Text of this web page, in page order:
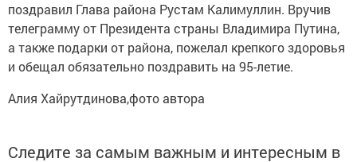
поздравил Глава района Рустам Калимуллин. Вручив
телеграмму от Президента страны Владимира Путина,
а также подарки от района, пожелал крепкого здоровья
и обещал обязательно поздравить на 95-летие.
Алия Хайрутдинова,фото автора
Следите за самым важным и интересным в